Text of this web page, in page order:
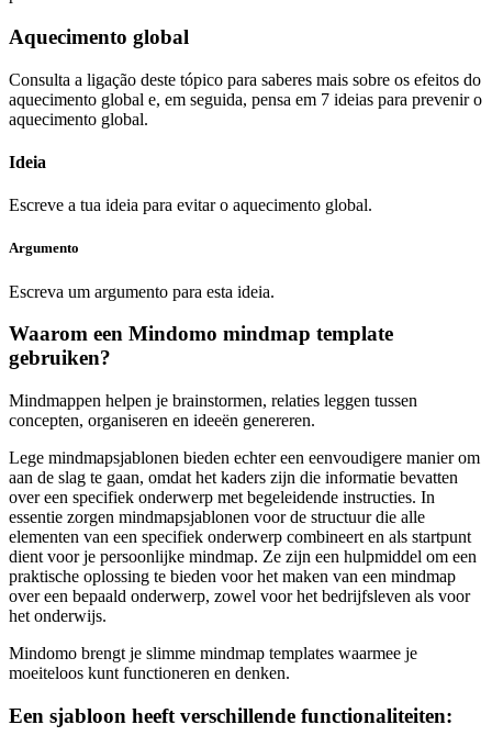
Aquecimento global
Consulta a ligação deste tópico para saberes mais sobre os efeitos do
aquecimento global e, em seguida, pensa em 7 ideias para prevenir o
aquecimento global.
Ideia
Escreve a tua ideia para evitar o aquecimento global.
Argumento
Escreva um argumento para esta ideia.
Waarom een Mindomo mindmap template
gebruiken?
Mindmappen helpen je brainstormen, relaties leggen tussen
concepten, organiseren en ideeën genereren.
Lege mindmapsjablonen bieden echter een eenvoudigere manier om
aan de slag te gaan, omdat het kaders zijn die informatie bevatten
over een specifiek onderwerp met begeleidende instructies. In
essentie zorgen mindmapsjablonen voor de structuur die alle
elementen van een specifiek onderwerp combineert en als startpunt
dient voor je persoonlijke mindmap. Ze zijn een hulpmiddel om een
praktische oplossing te bieden voor het maken van een mindmap
over een bepaald onderwerp, zowel voor het bedrijfsleven als voor
het onderwijs.
Mindomo brengt je slimme mindmap templates waarmee je
moeiteloos kunt functioneren en denken.
Een sjabloon heeft verschillende functionaliteiten: